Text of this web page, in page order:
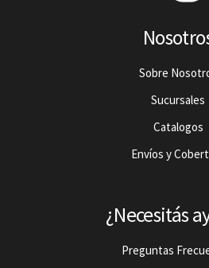
Sobre
Sucursales
Catalogos
Envíos y
¿Necesitás
Preguntas